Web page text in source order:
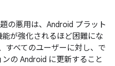
の悪用は、Android プラット
が強化されるほど困難にな
すべてのユーザーに対し、で
の Android に更新すること